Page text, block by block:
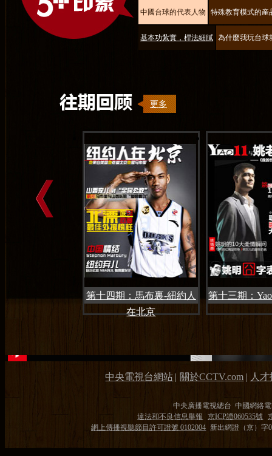
更多
第十四期：馬布裏-紐約人
在北京
第十三期：
中國台球的代表人物 特殊教育模式的産
基本功紮實，桿法細膩 為什麼我玩台球
中央電視台網站 | 關於CCTV.com | 人
中央廣播電視總台 中國網絡
違法和不良信息舉報
京ICP證060535號
網上傳播視聽節目許可證號 0102004 新出網證（京）